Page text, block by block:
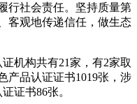
行社会责任。坚持质量第
客观地传递信任，做生态
机构共有21家，有2家取
产品认证证书1019张，涉
证书86张。